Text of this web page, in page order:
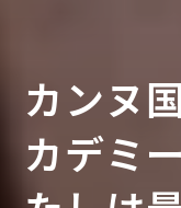
カンヌ
カデミ